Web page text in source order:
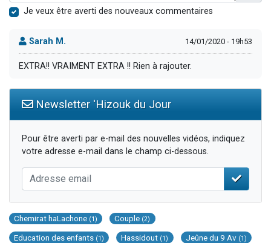
Je veux être averti des nouveaux commentaires
Sarah M. 14/01/2020 - 19h53
EXTRA!! VRAIMENT EXTRA !! Rien à rajouter.
Newsletter 'Hizouk du Jour
Pour être averti par e-mail des nouvelles vidéos, indiquez
votre adresse e-mail dans le champ ci-dessous.
Chemirat haLachone (1) Couple (2)
Education des enfants (1) Hassidout (1) Jeûne du 9 Av (1)